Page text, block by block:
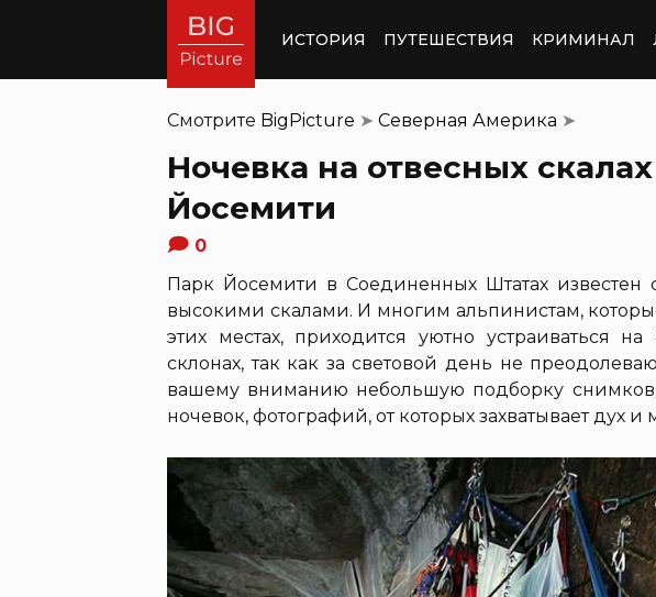
ИСТОРИЯ ПУТЕШЕСТВИЯ КРИМИНАЛ
Смотрите BigPicture ➤ Северная Америка ➤
Ночевка на отвесных
Йосемити
0
Парк Йосемити в Соединенных Штатах
высокими скалами. И многим альпинистам,
этих местах, приходится уютно устраиваться
склонах, так как за световой день не
вашему вниманию небольшую подборку
ночевок, фотографий, от которых захватывает дух